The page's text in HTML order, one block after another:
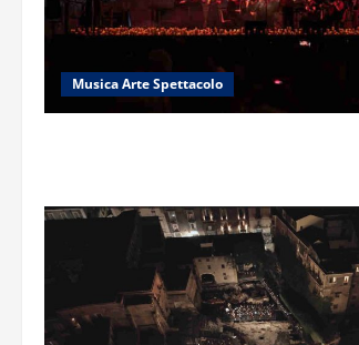
Musica Arte Spettacolo